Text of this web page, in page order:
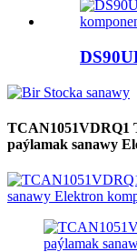
TCAN1051VDRQ1
paýlamak sanawy